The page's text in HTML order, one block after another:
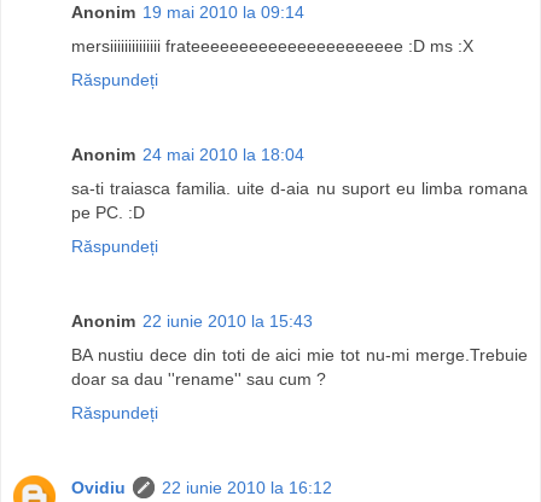
Anonim 19 mai 2010 la 09:14
mersiiiiiiiiiiiiii frateeeeeeeeeeeeeeeeeeeeee :D ms :X
Răspundeți
Anonim 24 mai 2010 la 18:04
sa-ti traiasca familia. uite d-aia nu suport eu limba romana
pe PC. :D
Răspundeți
Anonim 22 iunie 2010 la 15:43
BA nustiu dece din toti de aici mie tot nu-mi merge.Trebuie
doar sa dau ''rename'' sau cum ?
Răspundeți
Ovidiu
22 iunie 2010 la 16:12